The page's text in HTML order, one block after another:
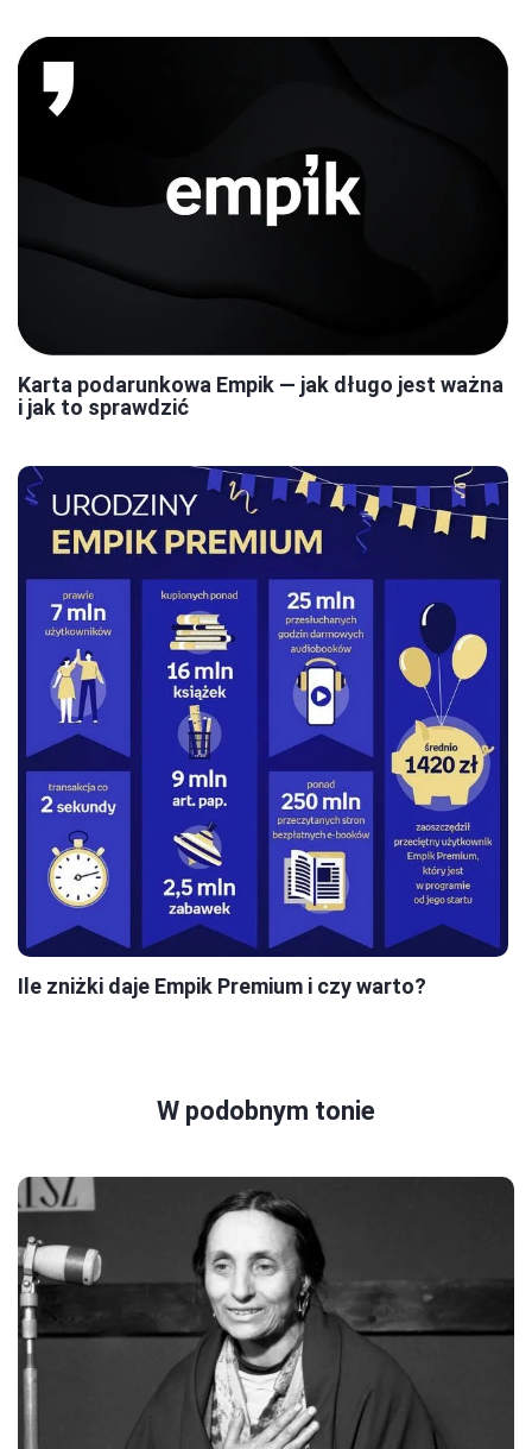
Karta podarunkowa Empik — jak długo jest ważna
i jak to sprawdzić
Ile zniżki daje Empik Premium i czy warto?
W podobnym tonie